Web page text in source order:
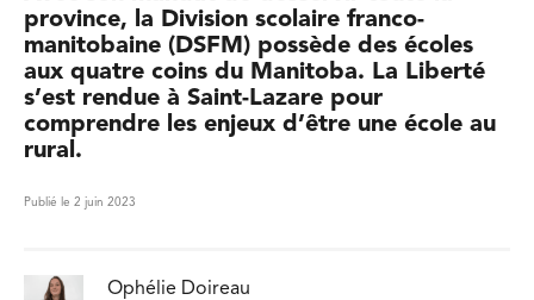
province, la Division scolaire franco-
manitobaine (DSFM) possède des écoles
aux quatre coins du Manitoba. La Liberté
s’est rendue à Saint-Lazare pour
comprendre les enjeux d’être une école au
rural.
Publié le 2 juin 2023
Ophélie Doireau